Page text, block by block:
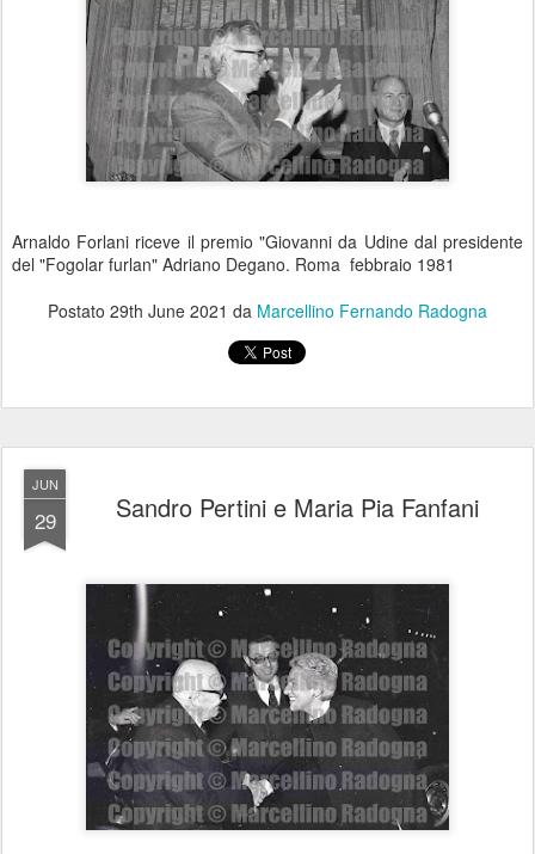
Arnaldo Forlani riceve il premio "Giovanni da Udine dal presidente
del "Fogolar furlan" Adriano Degano. Roma febbraio 1981
Postato 29th June 2021 da Marcellino Fernando Radogna
JUN
29 Sandro Pertini e Maria Pia Fanfani